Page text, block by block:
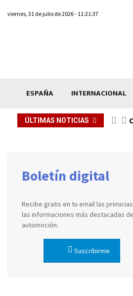
viernes, 31 de julio de 2026 - 11:21:37
ESPAÑA INTERNACIONAL
ÚLTIMAS NOTICIAS
Boletín digital
Recibe gratis en tu email las
las informaciones más destacadas
automoción.
Suscribirme